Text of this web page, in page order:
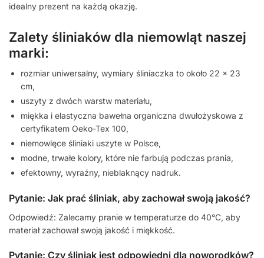
idealny prezent na każdą okazję.
Zalety śliniaków dla niemowląt naszej
marki:
rozmiar uniwersalny, wymiary śliniaczka to około 22 x 23
cm,
uszyty z dwóch warstw materiału,
miękka i elastyczna bawełna organiczna dwułożyskowa z
certyfikatem Oeko-Tex 100,
niemowlęce śliniaki uszyte w Polsce,
modne, trwałe kolory, które nie farbują podczas prania,
efektowny, wyraźny, nieblaknący nadruk.
Pytanie: Jak prać śliniak, aby zachował swoją jakość?
Odpowiedź: Zalecamy pranie w temperaturze do 40°C, aby
materiał zachował swoją jakość i miękkość.
Pytanie: Czy śliniak jest odpowiedni dla noworodków?